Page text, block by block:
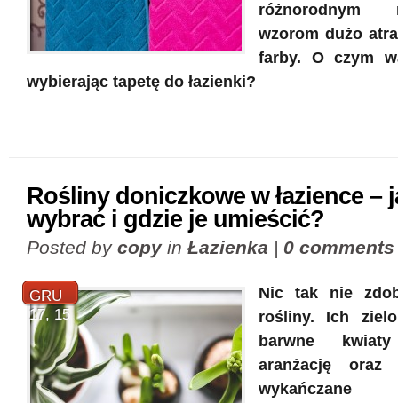
wzorom dużo
farby. O czym
wybierając tapetę do łazienki?
Rośliny doniczkowe w łazience –
wybrać i gdzie je umieścić?
Posted by copyin Łazienka | 0 comments
GRU
17, 15
Nic tak nie
rośliny. Ich
barwne
aranżację oraz
wykańczane